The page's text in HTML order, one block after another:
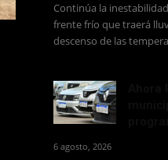
Continúa la
frente frío que traerá
descenso de las
6 agosto, 2026